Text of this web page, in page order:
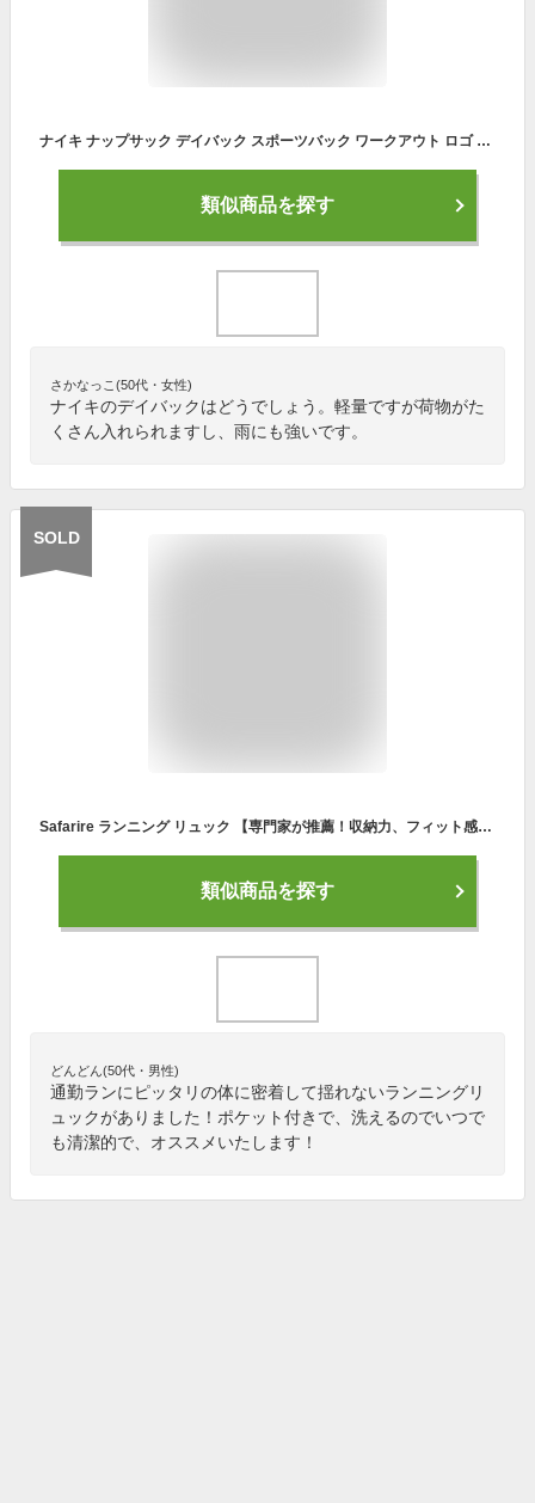
ナイキ ナップサック デイバック スポーツバック ワークアウト ロゴ 18L NIKE DM3978 410 ネイビー
類似商品を探す
さかなっこ(50代・女性)
ナイキのデイバックはどうでしょう。軽量ですが荷物がた
くさん入れられますし、雨にも強いです。
SOLD
Safarire ランニング リュック 【専門家が推薦！収納力、フィット感、洗える！】 サイクリング バッグ 軽量 小さめ メンズ レディース ハイドレーション トレイルランニング 日本企業による
類似商品を探す
どんどん(50代・男性)
通勤ランにピッタリの体に密着して揺れないランニングリ
ュックがありました！ポケット付きで、洗えるのでいつで
も清潔的で、オススメいたします！